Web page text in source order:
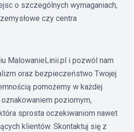
o szczególnych wymaganiach,
czy centra
MalowanieLinii.pl i pozwól nam
oraz bezpieczeństwo Twojej
pomożemy w każdej
poziomym,
sprosta oczekiwaniom nawet
klientów. Skontaktuj się z